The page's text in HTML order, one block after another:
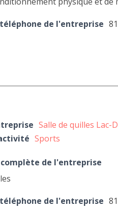
de l'entreprise
Salle de quilles Lac-
Sports
de l'entreprise
de l'entreprise